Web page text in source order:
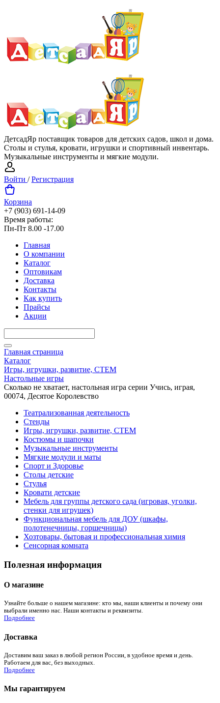
ДетсадЯр поставщик товаров для детских садов, школ и дома.
Столы и стулья, кровати, игрушки и спортивный инвентарь.
Музыкальные инструменты и мягкие модули.
Войти /Регистрация
Корзина
+7 (903) 691-14-09
Время работы:
Пн-Пт 8.00 -17.00
Главная
О компании
Каталог
Оптовикам
Доставка
Контакты
Как купить
Прайсы
Акции
Главная страница
Каталог
Игры, игрушки, развитие, СТЕМ
Настольные игры
Сколько не хватает, настольная игра серии Учись, играя,
00074, Десятое Королевство
Театрализованная деятельность
Стенды
Игры, игрушки, развитие, СТЕМ
Костюмы и шапочки
Музыкальные инструменты
Мягкие модули и маты
Спорт и Здоровье
Столы детские
Стулья
Кровати детские
Мебель для группы детского сада (игровая, уголки,
стенки для игрушек)
Функциональная мебель для ДОУ (шкафы,
полотенечницы, горшечницы)
Хозтовары, бытовая и профессиональная химия
Сенсорная комната
Полезная информация
О магазине
Узнайте больше о нашем магазине: кто мы, наши клиенты и почему они
выбрали именно нас. Наши контакты и реквизиты.
Подробнее
Доставка
Доставим ваш заказ в любой регион России, в удобное время и день.
Работаем для вас, без выходных.
Подробнее
Мы гарантируем